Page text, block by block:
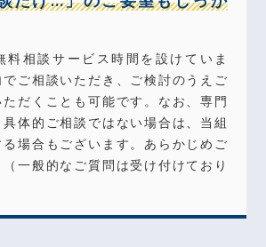
料相談サービス時間を設けていま
ご相談いただき、ご検討のうえご
だくことも可能です。なお、専門
体的ご相談ではない場合は、当組
場合もございます。あらかじめご
一般的なご質問は受け付けており